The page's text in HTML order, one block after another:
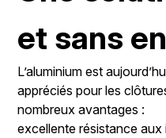
et sans
L’aluminium est
appréciés pour les
nombreux avantages :
excellente résistance aux